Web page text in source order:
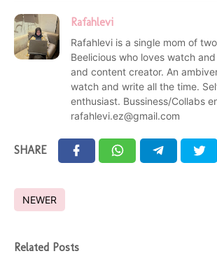
Rafahlevi
Rafahlevi is a single mom of
Beelicious who loves watch
and content creator. An
watch and write all the time.
enthusiast. Bussiness/Collabs
rafahlevi.ez@gmail.com
SHARE
NEWER
Related Posts